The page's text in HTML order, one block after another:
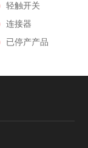
轻触开关
连接器
已停产产品